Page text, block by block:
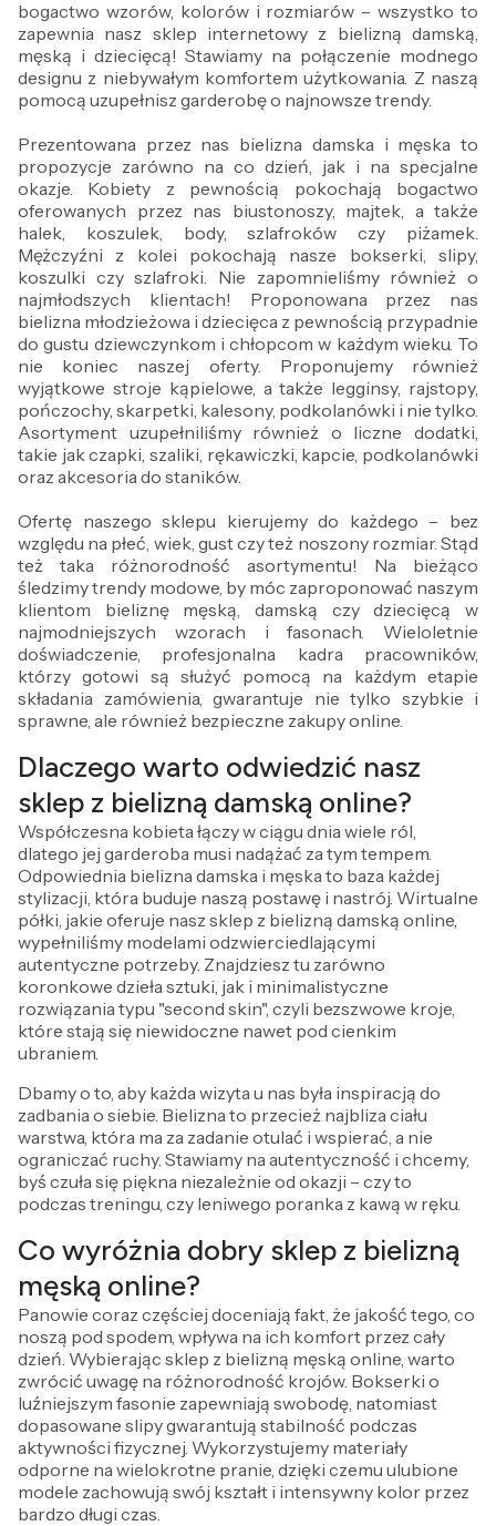
bogactwo wzorów, kolorów i rozmiarów – wszystko to
zapewnia nasz sklep internetowy z bielizną damską,
męską i dziecięcą! Stawiamy na połączenie modnego
designu z niebywałym komfortem użytkowania. Z naszą
pomocą uzupełnisz garderobę o najnowsze trendy.
Prezentowana przez nas bielizna damska i męska to
propozycje zarówno na co dzień, jak i na specjalne
okazje. Kobiety z pewnością pokochają bogactwo
oferowanych przez nas biustonoszy, majtek, a także
halek, koszulek, body, szlafroków czy piżamek.
Mężczyźni z kolei pokochają nasze bokserki, slipy,
koszulki czy szlafroki. Nie zapomnieliśmy również o
najmłodszych klientach! Proponowana przez nas
bielizna młodzieżowa i dziecięca z pewnością przypadnie
do gustu dziewczynkom i chłopcom w każdym wieku. To
nie koniec naszej oferty. Proponujemy również
wyjątkowe stroje kąpielowe, a także legginsy, rajstopy,
pończochy, skarpetki, kalesony, podkolanówki i nie tylko.
Asortyment uzupełniliśmy również o liczne dodatki,
takie jak czapki, szaliki, rękawiczki, kapcie, podkolanówki
oraz akcesoria do staników.
Ofertę naszego sklepu kierujemy do każdego – bez
względu na płeć, wiek, gust czy też noszony rozmiar. Stąd
też taka różnorodność asortymentu! Na bieżąco
śledzimy trendy modowe, by móc zaproponować naszym
klientom bieliznę męską, damską czy dziecięcą w
najmodniejszych wzorach i fasonach. Wieloletnie
doświadczenie, profesjonalna kadra pracowników,
którzy gotowi są służyć pomocą na każdym etapie
składania zamówienia, gwarantuje nie tylko szybkie i
sprawne, ale również bezpieczne zakupy online.
Dlaczego warto odwiedzić nasz
sklep z bielizną damską online?
Współczesna kobieta łączy w ciągu dnia wiele ról,
dlatego jej garderoba musi nadążać za tym tempem.
Odpowiednia bielizna damska i męska to baza każdej
stylizacji, która buduje naszą postawę i nastrój. Wirtualne
półki, jakie oferuje nasz sklep z bielizną damską online,
wypełniliśmy modelami odzwierciedlającymi
autentyczne potrzeby. Znajdziesz tu zarówno
koronkowe dzieła sztuki, jak i minimalistyczne
rozwiązania typu "second skin", czyli bezszwowe kroje,
które stają się niewidoczne nawet pod cienkim
ubraniem.
Dbamy o to, aby każda wizyta u nas była inspiracją do
zadbania o siebie. Bielizna to przecież najbliza ciału
warstwa, która ma za zadanie otulać i wspierać, a nie
ograniczać ruchy. Stawiamy na autentyczność i chcemy,
byś czuła się piękna niezależnie od okazji – czy to
podczas treningu, czy leniwego poranka z kawą w ręku.
Co wyróżnia dobry sklep z bielizną
męską online?
Panowie coraz częściej doceniają fakt, że jakość tego, co
noszą pod spodem, wpływa na ich komfort przez cały
dzień. Wybierając sklep z bielizną męską online, warto
zwrócić uwagę na różnorodność krojów. Bokserki o
luźniejszym fasonie zapewniają swobodę, natomiast
dopasowane slipy gwarantują stabilność podczas
aktywności fizycznej. Wykorzystujemy materiały
odporne na wielokrotne pranie, dzięki czemu ulubione
modele zachowują swój kształt i intensywny kolor przez
bardzo długi czas.